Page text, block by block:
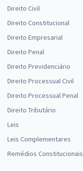
Direito Civil
Direito Constitucional
Direito Empresarial
Direito Penal
Direito Previdenciário
Direito Processual Civil
Direito Processual Penal
Direito Tributário
Leis
Leis Complementares
Remédios Constitucionais